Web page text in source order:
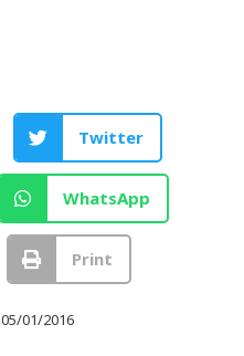
Twitter
WhatsApp
Print
05/01/2016